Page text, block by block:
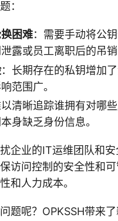
：
困难：需要手动将公
露或员工离职后的吊销
：长期存在的私钥增加了
范围广。
以清晰追踪谁拥有对哪
身缺乏身份信息。
企业的IT运维团队和
访问控制的安全性和
和人力成本。
题呢？OPKSSH带来